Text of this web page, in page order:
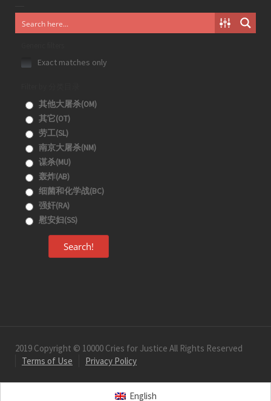
Exact matches only
其他大屠杀(OM)
其它(OT)
劳工(SL)
南京大屠杀(NM)
谋杀(MU)
轰炸(AB)
细菌和化学战(BC)
强奸(RA)
慰安妇(SS)
Search!
2019 Copyright © 10000 Cries for Justice All Rights Reserved
Terms of Use
Privacy Policy
English